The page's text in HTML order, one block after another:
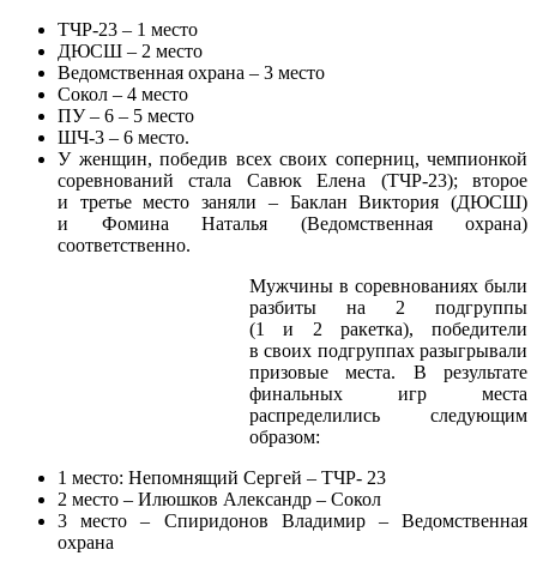
ТЧР-23 – 1 место
ДЮСШ – 2 место
Ведомственная охрана – 3 место
Сокол – 4 место
ПУ – 6 – 5 место
ШЧ-3 – 6 место.
У женщин, победив всех своих соперниц, чемпионкой
соревнований стала Савюк Елена (ТЧР-23); второе
и третье место заняли – Баклан Виктория (ДЮСШ)
и Фомина Наталья (Ведомственная охрана)
соответственно.
Мужчины в соревнованиях были
разбиты на 2 подгруппы
(1 и 2 ракетка), победители
в своих подгруппах разыгрывали
призовые места. В результате
финальных игр места
распределились следующим
образом:
1 место: Непомнящий Сергей – ТЧР- 23
2 место – Илюшков Александр – Сокол
3 место – Спиридонов Владимир – Ведомственная
охрана